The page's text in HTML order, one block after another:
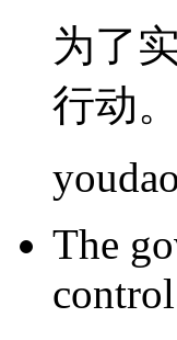
为了
行动。
youdao
The
control